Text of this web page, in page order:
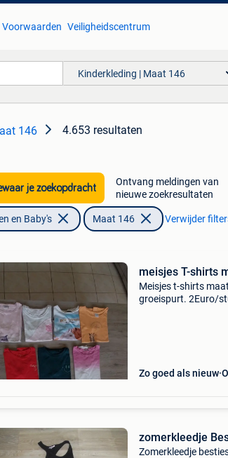
Voorwaarden Veiligheidscentrum
Kinderkleding | Maat 146
146 4.653 resultaten
je zoekopdracht
Ontvang meldingen van
nieuwe zoekresultaten
en Baby's Maat 146 Verwijder
meisjes T-shirts
Meisjes t-shirts
groeispurt. 2Euro/
Zo goed als nieuw
zomerkleedje
Zomerkleedje